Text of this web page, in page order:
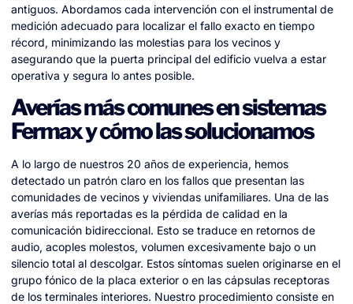
antiguos. Abordamos cada intervención con el instrumental de
medición adecuado para localizar el fallo exacto en tiempo
récord, minimizando las molestias para los vecinos y
asegurando que la puerta principal del edificio vuelva a estar
operativa y segura lo antes posible.
Averías más comunes en sistemas
Fermax y cómo las solucionamos
A lo largo de nuestros 20 años de experiencia, hemos
detectado un patrón claro en los fallos que presentan las
comunidades de vecinos y viviendas unifamiliares. Una de las
averías más reportadas es la pérdida de calidad en la
comunicación bidireccional. Esto se traduce en retornos de
audio, acoples molestos, volumen excesivamente bajo o un
silencio total al descolgar. Estos síntomas suelen originarse en el
grupo fónico de la placa exterior o en las cápsulas receptoras
de los terminales interiores. Nuestro procedimiento consiste en